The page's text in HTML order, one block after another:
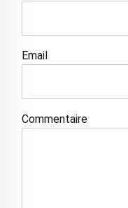
Email
Commentaire